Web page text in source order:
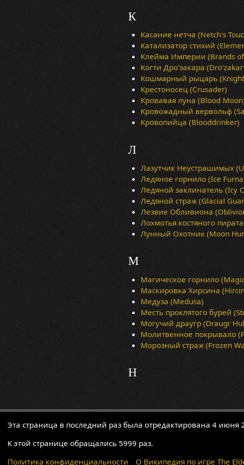
К
Касание нетча (Netch's
Катализатор стихий
Клейма Империи (Brands
Когти Дро'закара
Кошмарный рыцарь
Крестоносец (Crusader)
Кровавая луна (Blood
Кровожадный вервольф
Кровопийца (Blooddrinker)
Л
Лазутчик Неустрашимых
Ледяное горнило (Ice
Ледяной заклинатель (Icy
Ледяной страж (Glacial
Лезвие Обливиона
Лохмотья костяного
Лунный Охотник (Moon
М
Магическое горнило
Маскировка Хирсина
Медуза (Medusa)
Месть проклятого бурей
Могучий драугр (Draugr
Молитвенное покрывало
Морозный страж (Frozen
Н
Эта страница в последний раз была отредактирована 4 июня
К этой странице обращались 5999 раз.
Политика конфиденциальности
О Википедия по игре The